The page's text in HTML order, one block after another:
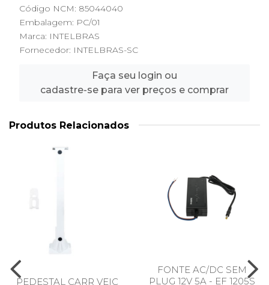
Código NCM: 85044040
Embalagem: PC/01
Marca: INTELBRAS
Fornecedor: INTELBRAS-SC
Faça seu login ou
cadastre-se para ver preços e comprar
Produtos Relacionados
PEDESTAL CARR VEIC
FONTE AC/DC SEM
PLUG 12V 5A - EF 1205S